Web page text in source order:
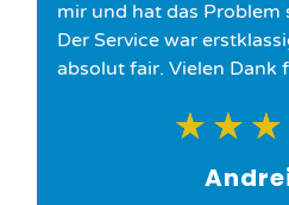
mir und hat das Problem
Der Service war
absolut fair. Vielen Dank
★ ★ ★